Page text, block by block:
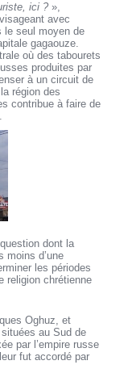
ici ? »,
avec
le seul moyen de
gagaouze.
où des tabourets
produites par
à un circuit de
région des
contribue à faire de
dont la
moins d’une
les périodes
religion chrétienne
Oghuz, et
au Sud de
par l’empire russe
fut accordé par